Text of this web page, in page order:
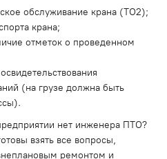
обслуживание крана (ТО2);
крана;
отметок о проведенном
(на грузе должна быть
нет инженера ПТО?
взять все вопросы,
ремонтом и